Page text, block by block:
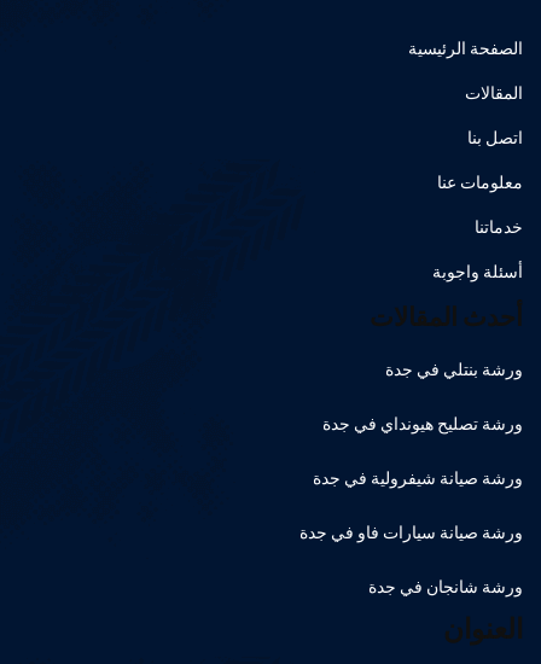
الصفحة الرئيسية
المقالات
اتصل بنا
معلومات عنا
خدماتنا
أسئلة واجوبة
أحدث المقالات
ورشة بنتلي في جدة
ورشة تصليح هيونداي في جدة
ورشة صيانة شيفرولية في جدة
ورشة صيانة سيارات فاو في جدة
ورشة شانجان في جدة
العنوان